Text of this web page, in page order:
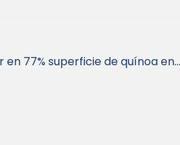
77% superficie de quínoa en